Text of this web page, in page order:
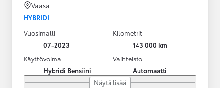
Vaasa
HYBRIDI
Vuosimalli
07-2023
Kilometrit
143 000 km
Käyttövoima
Hybridi Bensiini
Vaihteisto
Automaatti
Näytä lisää